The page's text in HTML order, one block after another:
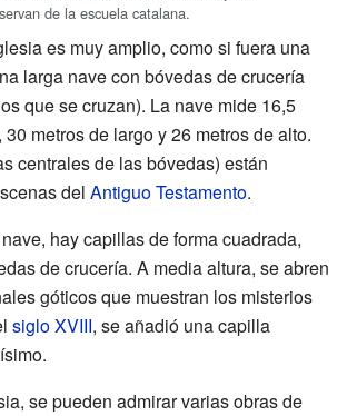
de la escuela catalana.
es muy amplio, como si fuera una
larga nave con bóvedas de crucería
que se cruzan). La nave mide 16,5
metros de largo y 26 metros de alto.
centrales de las bóvedas) están
del Antiguo Testamento.
hay capillas de forma cuadrada,
de crucería. A media altura, se abren
góticos que muestran los misterios
siglo XVIII, se añadió una capilla
se pueden admirar varias obras de